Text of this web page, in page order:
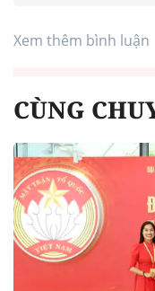
Xem thêm bình luận
CÙNG